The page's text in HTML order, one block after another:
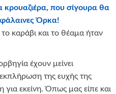
που σίγουρα θα
φάλαινες Όρκα!
καράβι και το θέαμα ήταν
έχουν μείνει
της ευχής της
εκείνη. Όπως μας είπε και